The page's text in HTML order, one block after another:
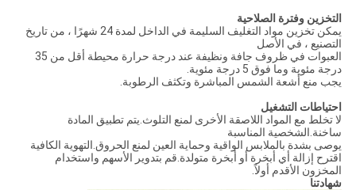
التخزين وفترة الصلاحية
يمكن تخزين مواد التغليف السليمة في الداخل لمدة 24 شهرًا ، من تاريخ
التصنيع ، في الأصل
العبوات في ظروف جافة ونظيفة عند درجة حرارة محيطة أقل من 35
درجة مئوية وما فوق 5 درجة مئوية.
يجب منع أشعة الشمس المباشرة وتكثف الرطوبة.
احتياطات التشغيل
لا تخلط مع المواد اللاصقة الأخرى لمنع التلوث.يتم تطبيق المادة
ساخنة.الشخصية المناسبة
يوصى بشدة بالملابس الواقية وحماية العين لمنع الحروق.التهوية الكافية
اقترح إزالة أي أبخرة أو أبخرة متولدة.قم بتدوير الأسهم واستخدام
المخزون الأقدم أولاً.
شهادتنا